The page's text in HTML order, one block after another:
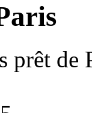
prêt de